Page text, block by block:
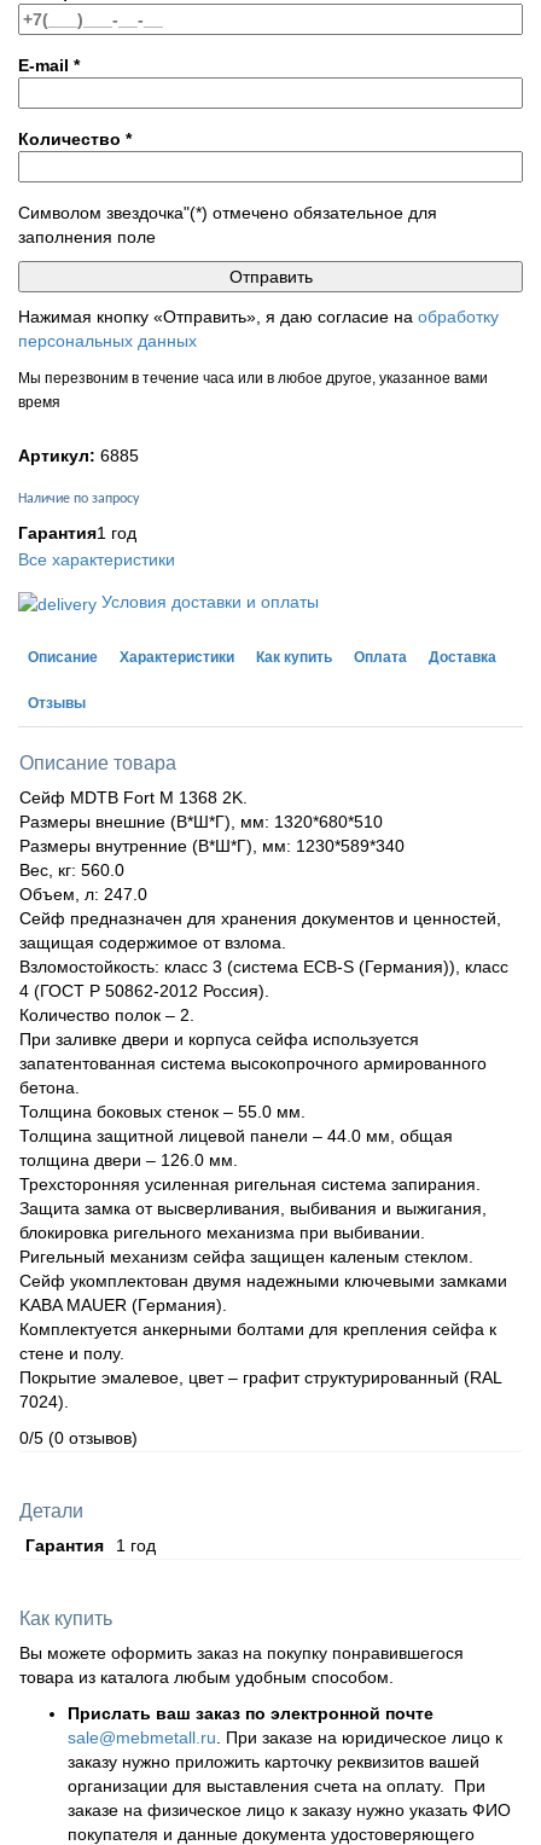
E-mail *
Количество *
Символом звездочка"(*) отмечено обязательное для
заполнения поле
Нажимая кнопку «Отправить», я даю согласие на обработку
персональных данных
Мы перезвоним в течение часа или в любое другое, указанное вами
время
Артикул: 6885
Наличие по запросу
Гарантия1 год
Все характеристики
Условия доставки и оплаты
Описание Характеристики Как купить Оплата Доставка
Отзывы
Описание товара
Сейф MDTB Fort M 1368 2K.
Размеры внешние (В*Ш*Г), мм: 1320*680*510
Размеры внутренние (В*Ш*Г), мм: 1230*589*340
Вес, кг: 560.0
Объем, л: 247.0
Сейф предназначен для хранения документов и ценностей,
защищая содержимое от взлома.
Взломостойкость: класс 3 (система ECB-S (Германия)), класс
4 (ГОСТ Р 50862-2012 Россия).
Количество полок – 2.
При заливке двери и корпуса сейфа используется
запатентованная система высокопрочного армированного
бетона.
Толщина боковых стенок – 55.0 мм.
Толщина защитной лицевой панели – 44.0 мм, общая
толщина двери – 126.0 мм.
Трехсторонняя усиленная ригельная система запирания.
Защита замка от высверливания, выбивания и выжигания,
блокировка ригельного механизма при выбивании.
Ригельный механизм сейфа защищен каленым стеклом.
Сейф укомплектован двумя надежными ключевыми замками
KABA MAUER (Германия).
Комплектуется анкерными болтами для крепления сейфа к
стене и полу.
Покрытие эмалевое, цвет – графит структурированный (RAL
7024).
0/5 (0 отзывов)
Детали
Гарантия 1 год
Как купить
Вы можете оформить заказ на покупку понравившегося
товара из каталога любым удобным способом.
Прислать ваш заказ по электронной почте
sale@mebmetall.ru . При заказе на юридическое лицо к
заказу нужно приложить карточку реквизитов вашей
организации для выставления счета на оплату. При
заказе на физическое лицо к заказу нужно указать ФИО
покупателя и данные документа удостоверяющего